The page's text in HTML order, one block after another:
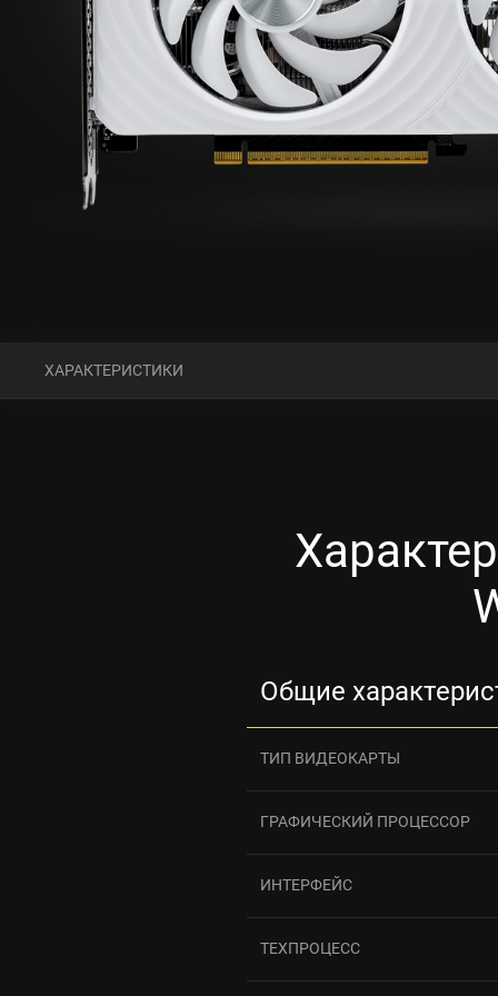
ХАРАКТЕРИСТИКИ
Общие
ТИП ВИДЕОКАРТЫ
ГРАФИЧЕСКИЙ ПРОЦЕССОР
ИНТЕРФЕЙС
ТЕХПРОЦЕСС